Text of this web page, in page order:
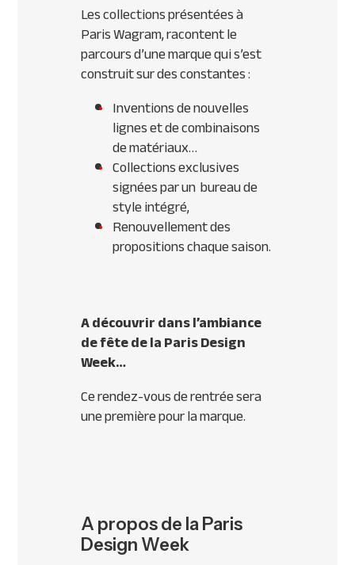
Les collections présentées à
Paris Wagram, racontent le
parcours d’une marque qui s’est
construit sur des constantes :
Inventions de nouvelles
lignes et de combinaisons
de matériaux…
Collections exclusives
signées par un bureau de
style intégré,
Renouvellement des
propositions chaque saison.
A découvrir dans l’ambiance
de fête de la Paris Design
Week…
Ce rendez-vous de rentrée sera
une première pour la marque.
A propos de la Paris
Design Week